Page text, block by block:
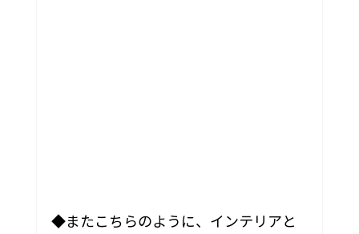
◆またこちらのように、インテリアと